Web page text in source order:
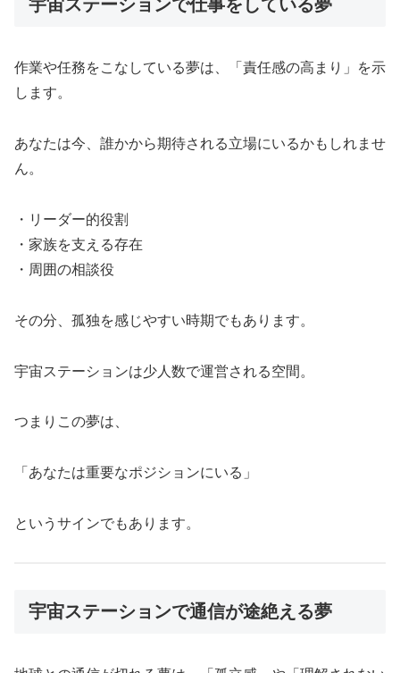
宇宙ステーションで仕事をしている夢
作業や任務をこなしている夢は、「責任感の高まり」を示
します。
あなたは今、誰かから期待される立場にいるかもしれませ
ん。
・リーダー的役割
・家族を支える存在
・周囲の相談役
その分、孤独を感じやすい時期でもあります。
宇宙ステーションは少人数で運営される空間。
つまりこの夢は、
「あなたは重要なポジションにいる」
というサインでもあります。
宇宙ステーションで通信が途絶える夢